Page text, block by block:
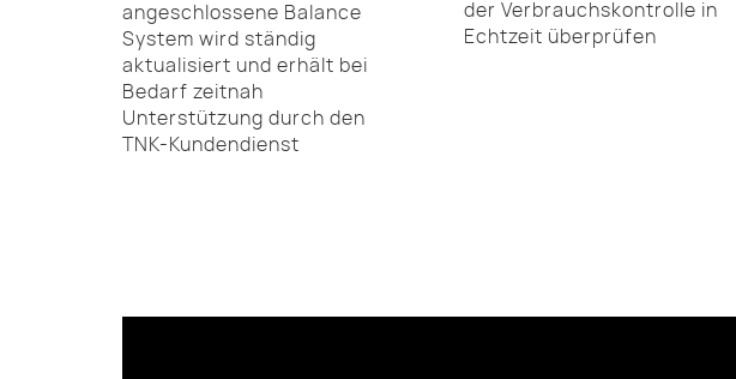
angeschlossene Balance
System wird ständig
aktualisiert und erhält bei
Bedarf zeitnah
Unterstützung durch den
TNK-Kundendienst
der Verbrauchskontrolle in
Echtzeit überprüfen